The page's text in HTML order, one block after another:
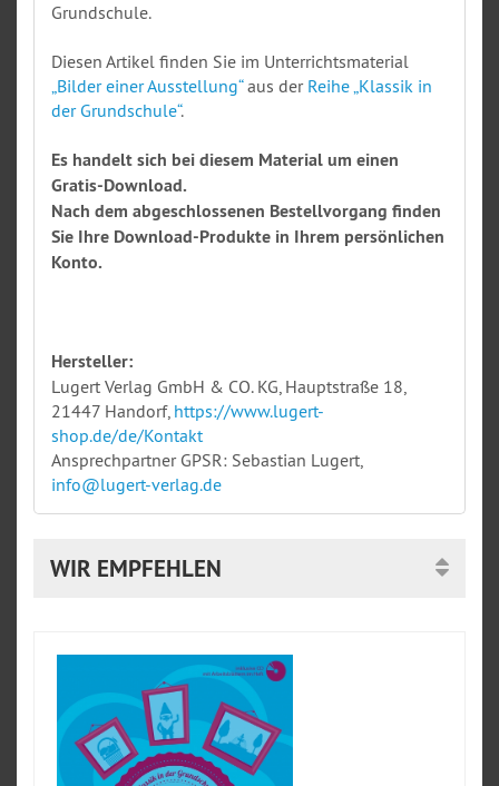
Grundschule.
Diesen Artikel finden Sie im Unterrichtsmaterial
„Bilder einer Ausstellung“aus der Reihe „Klassik in
der Grundschule“.
Es handelt sich bei diesem Material um einen
Gratis-Download.
Nach dem abgeschlossenen Bestellvorgang finden
Sie Ihre Download-Produkte in Ihrem persönlichen
Konto.
Hersteller:
Lugert Verlag GmbH & CO. KG, Hauptstraße 18,
21447 Handorf, https://www.lugert-
shop.de/de/Kontakt
Ansprechpartner GPSR: Sebastian Lugert,
info@lugert-verlag.de
WIR EMPFEHLEN